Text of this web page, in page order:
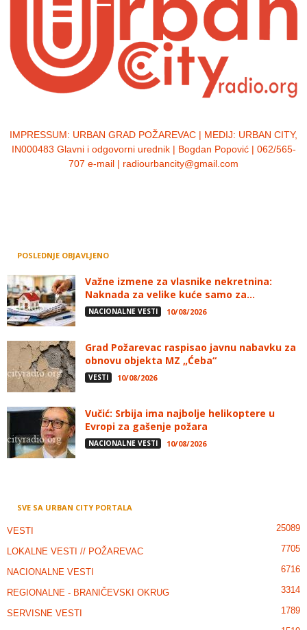
IMPRESSUM: URBAN GRAD POŽAREVAC | MEDIJ: URBAN CITY,
IN000483 Glavni i odgovorni urednik | Bogdan Popović | 062/565-
707 e-mail | radiourbancity@gmail.com
POSLEDNJE OBJAVLJENO
Važne izmene za vlasnike nekretnina:
Naknada za velike kuće samo za...
NACIONALNE VESTI 10/08/2026
Grad Požarevac raspisao javnu nabavku za
obnovu objekta MZ „Ćeba“
VESTI 10/08/2026
Vučić: Srbija ima najbolje helikoptere u
Evropi za gašenje požara
NACIONALNE VESTI 10/08/2026
SVE SA URBAN CITY PORTALA
VESTI 25089
LOKALNE VESTI // POŽAREVAC 7705
NACIONALNE VESTI 6716
REGIONALNE - BRANIČEVSKI OKRUG 3314
SERVISNE VESTI 1789